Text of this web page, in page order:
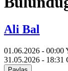
Ali Bal
01.06.2026 - 00:00
31.05.2026 - 18:31